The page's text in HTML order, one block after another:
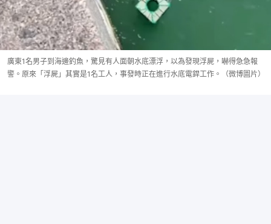
廣東1名男子到海邊釣魚，驚見有人面朝水底漂浮，以為發現浮屍，嚇得急急報
警。原來「浮屍」其實是1名工人，事發時正在進行水底電銲工作。（微博圖片）